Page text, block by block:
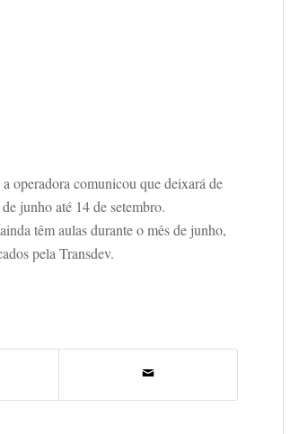
operadora comunicou que deixará de
junho até 14 de setembro.
têm aulas durante o mês de junho,
pela Transdev.